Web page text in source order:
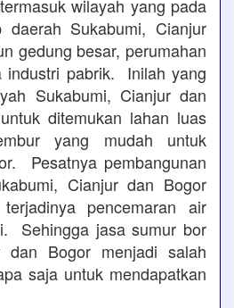
wilayah yang pada
Sukabumi, Cianjur
gedung besar, perumahan
industri pabrik. Inilah yang
Sukabumi, Cianjur dan
ditemukan lahan luas
yang mudah untuk
Pesatnya pembangunan
Cianjur dan Bogor
pencemaran air
Sehingga jasa sumur bor
dan Bogor menjadi salah
saja untuk mendapatkan